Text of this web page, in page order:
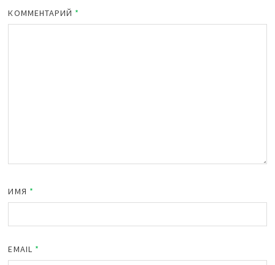
КОММЕНТАРИЙ *
ИМЯ *
EMAIL *